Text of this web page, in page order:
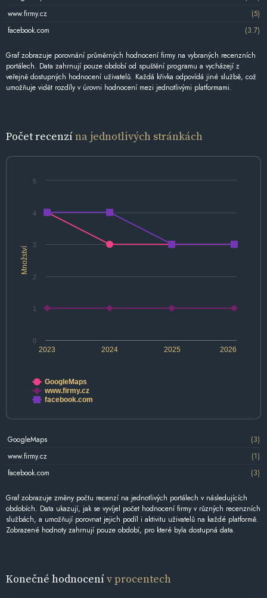
www.firmy.cz
(5)
facebook.com
(3.7)
Graf zobrazuje porovnání průměrných hodnocení firmy na vybraných recenzních
portálech. Data zahrnují pouze období od spuštění programu a vycházejí z
veřejně dostupných hodnocení uživatelů. Každá křivka odpovídá jiné službě, což
umožňuje vidět rozdíly v úrovni hodnocení mezi jednotlivými platformami.
Počet recenzína jednotlivých stránkách
Množství
2024 2026
2023 2025
0
1
2
3
4
5
GoogleMaps
www.firmy.cz
facebook.com
GoogleMaps
(3)
www.firmy.cz
(1)
facebook.com
(3)
Graf zobrazuje změny počtu recenzí na jednotlivých portálech v následujících
obdobích. Data ukazují, jak se vyvíjel počet hodnocení firmy v různých recenzních
službách, a umožňují porovnat jejich podíl i aktivitu uživatelů na každé platformě.
Zobrazené hodnoty zahrnují pouze období, pro které byla dostupná data.
Konečné hodnocenív procentech